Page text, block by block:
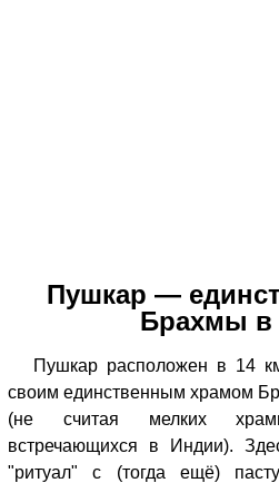
Пушкар —
Брахмы в
Пушкар расположен в 14
своим единственным храмом
(не считая мелких
встречающихся в Индии).
"ритуал" с (тогда ещё)